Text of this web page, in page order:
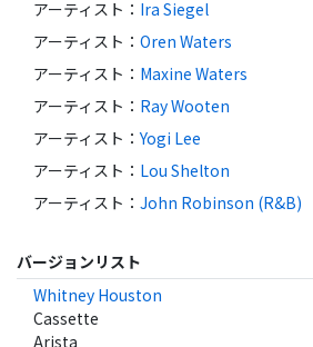
アーティスト ： Ira Siegel
アーティスト ： Oren Waters
アーティスト ： Maxine Waters
アーティスト ： Ray Wooten
アーティスト ：Yogi Lee
アーティスト ： Lou Shelton
アーティスト ： John Robinson (R&B)
バージョンリスト
Whitney Houston
Cassette
Arista